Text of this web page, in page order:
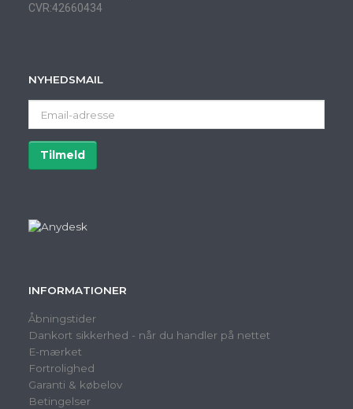
CVR:42660434
NYHEDSMAIL
adresse
Tilmeld
INFORMATIONER
Åbningstider
Dankort sikkerhed - når du handler på nettet
E-mærket
Fortrolighed
Garanti & købelov
Betingelser